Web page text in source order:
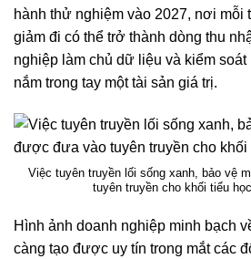
hành thử nghiệm vào 2027, nơi mỗi
giảm đi có thể trở thành dòng thu
nghiệp làm chủ dữ liệu và kiểm
nắm trong tay một tài sản giá trị.
Việc tuyên truyền lối sống xanh, bảo vệ
tuyên truyền cho khối tiểu
Hình ảnh doanh nghiệp minh bạch
càng tạo được uy tín trong mắt các